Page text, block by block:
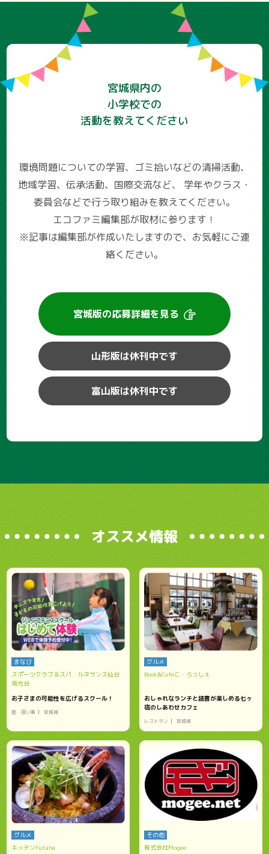
宮城県内の
小学校での
活動を教えてください
環境問題についての学習、ゴミ拾いなどの清掃活動、
地域学習、伝承活動、国際交流など、
学年やクラス・
委員会などで行う取り組みを教えてください。
エコファミ編集部が取材に参ります！
※記事は編集部が作成いたしますので、お気軽にご連
絡ください。
宮城版の応募詳細を見る
山形版は休刊中です
富山版は休刊中です
オススメ情報
まなび
スポーツクラブ＆スパ ルネサンス仙台
南光台
お子さまの可能性を広げるスクール！
塾・習い事 宮城県
グルメ
Book&Cafeこ・らっしぇ
おしゃれなランチと読書が楽しめる七ヶ
宿のしあわせカフェ
レストラン 宮城県
グルメ
キッチンfutaba
その他
株式会社Mogee